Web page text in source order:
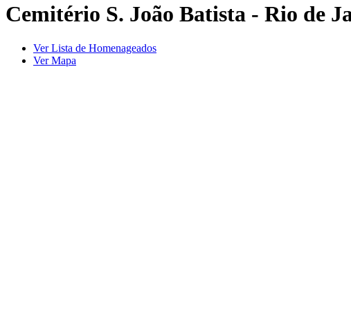
Cemitério S. João Batista - Rio de
Ver Lista de Homenageados
Ver Mapa